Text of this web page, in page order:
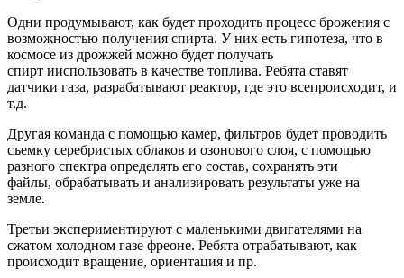
Одни продумывают, как будет проходить процесс брожения с
возможностью получения спирта. У них есть гипотеза, что в
космосе из дрожжей можно будет получать
спирт ииспользовать в качестве топлива. Ребята ставят
датчики газа, разрабатывают реактор, где это всепроисходит, и
т.д.
Другая команда с помощью камер, фильтров будет проводить
съемку серебристых облаков и озонового слоя, с помощью
разного спектра определять его состав, сохранять эти
файлы, обрабатывать и анализировать результаты уже на
земле.
Третьи экспериментируют с маленькими двигателями на
сжатом холодном газе фреоне. Ребята отрабатывают, как
происходит вращение, ориентация и пр.